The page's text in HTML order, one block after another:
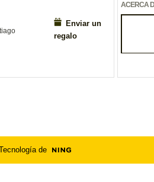
Enviar un
regalo
ACERCA
de